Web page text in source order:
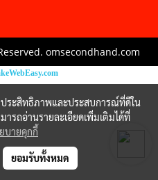
omsecondhand.com
ประสิทธิภาพและประสบการณ์ที่ดีใน
ารถอ่านรายละเอียดเพิ่มเติมได้ที่
บายคุกกี้
ยอมรับทั้งหมด